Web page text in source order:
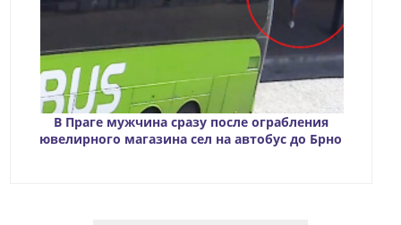
В Праге мужчина сразу после ограбления
ювелирного магазина сел на автобус до Брно